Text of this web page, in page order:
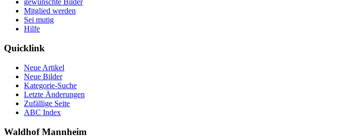
gewünschte Bilder
Mitglied werden
Sei mutig
Hilfe
Quicklink
Neue Artikel
Neue Bilder
Kategorie-Suche
Letzte Änderungen
Zufällige Seite
ABC Index
Waldhof Mannheim